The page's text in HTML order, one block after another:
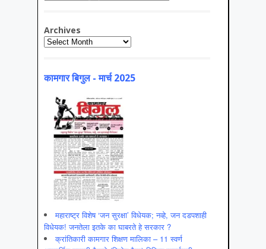
Archives
Archives
कामगार बिगुल - मार्च 2025
महाराष्ट्र विशेष ‘जन सुरक्षा’ विधेयक; नव्हे, जन दडपशाही
विधेयक! जनतेला इतके का घाबरते हे सरकार ?
क्रांतिकारी कामगार शिक्षण मालिका – 11 स्वर्ण